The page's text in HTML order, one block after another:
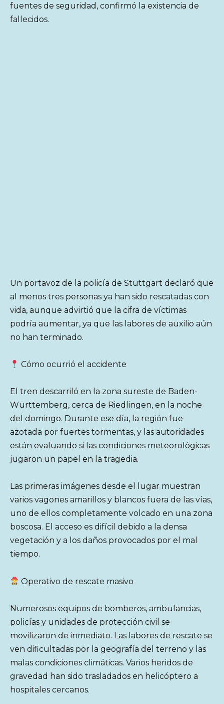
fuentes de seguridad, confirmó la existencia de
fallecidos.
Un portavoz de la policía de Stuttgart declaró que
al menos tres personas ya han sido rescatadas con
vida, aunque advirtió que la cifra de víctimas
podría aumentar, ya que las labores de auxilio aún
no han terminado.
Cómo ocurrió el accidente
El tren descarriló en la zona sureste de Baden-
Württemberg, cerca de Riedlingen, en la noche
del domingo. Durante ese día, la región fue
azotada por fuertes tormentas, y las autoridades
están evaluando si las condiciones meteorológicas
jugaron un papel en la tragedia.
Las primeras imágenes desde el lugar muestran
varios vagones amarillos y blancos fuera de las vías,
uno de ellos completamente volcado en una zona
boscosa. El acceso es difícil debido a la densa
vegetación y a los daños provocados por el mal
tiempo.
Operativo de rescate masivo
Numerosos equipos de bomberos, ambulancias,
policías y unidades de protección civil se
movilizaron de inmediato. Las labores de rescate se
ven dificultadas por la geografía del terreno y las
malas condiciones climáticas. Varios heridos de
gravedad han sido trasladados en helicóptero a
hospitales cercanos.